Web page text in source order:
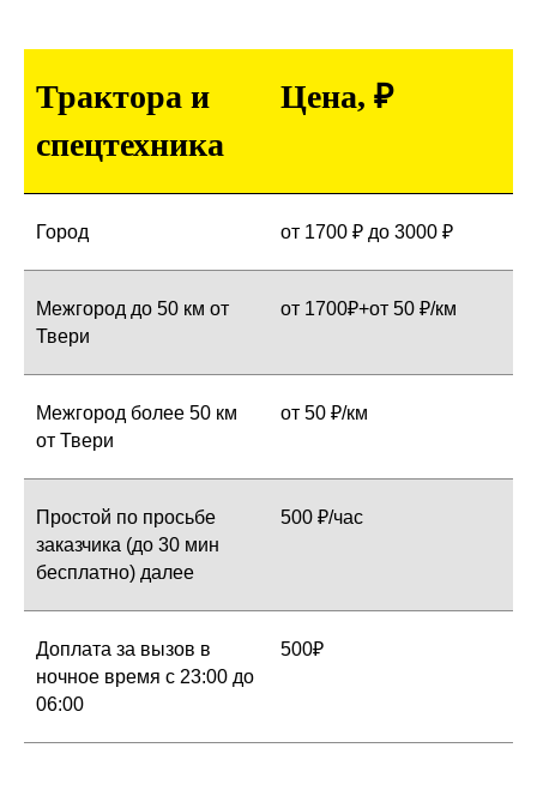
Трактора и
спецтехника
Цена, ₽
Город от 1700 ₽ до 3000 ₽
Межгород до 50 км от
Твери
от 1700₽+от 50 ₽/км
Межгород более 50 км
от Твери
от 50 ₽/км
Простой по просьбе
заказчика (до 30 мин
бесплатно) далее
500 ₽/час
Доплата за вызов в
ночное время с 23:00 до
06:00
500₽